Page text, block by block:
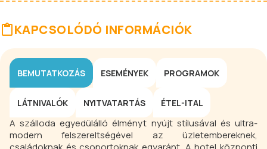
KAPCSOLÓDÓ INFORMÁCIÓK
BEMUTATKOZÁS ESEMÉNYEK PROGRAMOK
LÁTNIVALÓK NYITVATARTÁS ÉTEL-ITAL
A szálloda egyedülálló élményt nyújt stílusával és ultra-
modern felszereltségével az üzletembereknek,